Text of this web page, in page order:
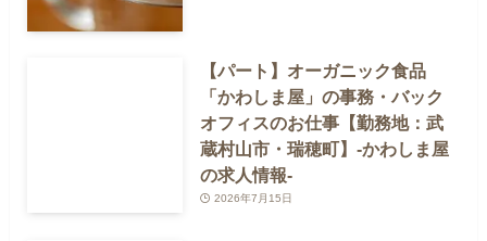
【パート】オーガニック食品
「かわしま屋」の事務・バック
オフィスのお仕事【勤務地：武
蔵村山市・瑞穂町】-かわしま屋
の求人情報-
2026年7月15日